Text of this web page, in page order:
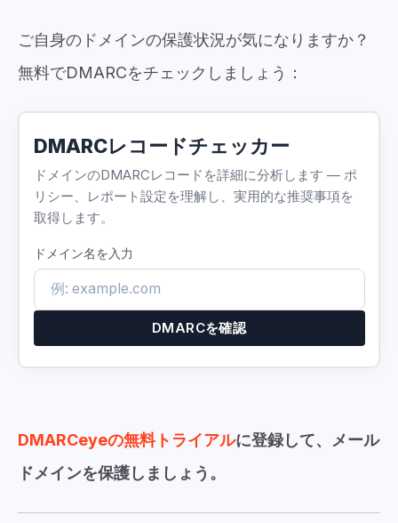
ご自身のドメインの保護状況が気になりますか？
無料でDMARCをチェックしましょう：
DMARCレコードチェッカー
ドメインのDMARCレコードを詳細に分析します — ポ
リシー、レポート設定を理解し、実用的な推奨事項を
取得します。
ドメイン名を入力
DMARCを確認
DMARCeyeの無料トライアルに登録して、メール
ドメインを保護しましょう。